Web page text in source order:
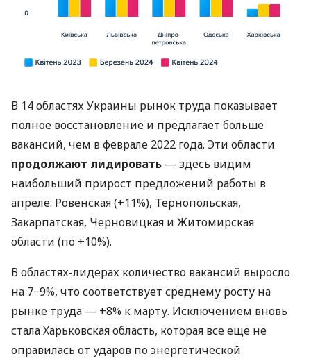
В 14 областях Украины рынок труда показывает
полное восстановление и предлагает больше
вакансий, чем в феврале 2022 года. Эти области
продолжают лидировать — здесь видим
наибольший прирост предложений работы в
апреле: Ровенская (+11%), Тернопольская,
Закарпатская, Черновицкая и Житомирская
области (по +10%).
В областях-лидерах количество вакансий выросло
на 7−9%, что соответствует среднему росту на
рынке труда — +8% к марту. Исключением вновь
стала Харьковская область, которая все еще не
оправилась от ударов по энергетической